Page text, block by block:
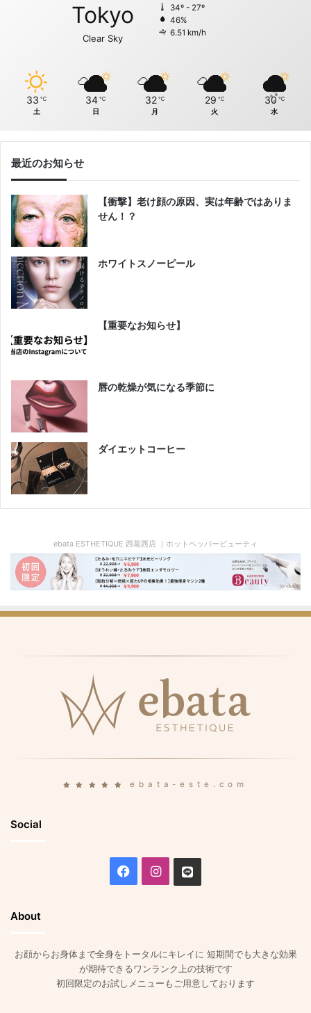
Tokyo
Clear Sky
34º - 27º
46%
6.51 km/h
33 ℃
土
34 ℃
日
32 ℃
月
29 ℃
火
30 ℃
水
最近のお知らせ
【衝撃】老け顔の原因、実は年齢ではありま
せん！？
ホワイトスノーピール
【重要なお知らせ】
唇の乾燥が気になる季節に
ダイエットコーヒー
ebata ESTHETIQUE 西葛西店 ｜ホットペッパービューティ
ebata-este.com
Social
Facebook
Instagram
About
お顔からお身体まで全身をトータルにキレイに 短期間でも大きな効果
が期待できるワンランク上の技術です
初回限定のお試しメニューもご用意しております